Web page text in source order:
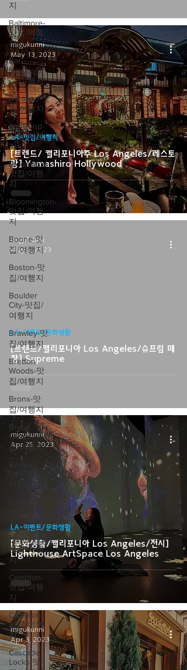
지
Baltimore-
맛집/여행
지
Bar
Harbor-맛
집/여행지
Baraboo-맛
집/여행지
Big Bend-
맛집/여행
지
Bloomfield-
맛집/여행
지
Bloomington-
맛집/여행
지
Boone-맛
집/여행지
Boston-맛
집/여행지
Boulder
City-맛집/
여행지
Brawley-맛
집/여행지
Bretton
Woods-맛
집/여행지
Bronx-맛
집/여행지
Bryce
Canyon-맛
집/여행지
Buena
Park-맛집/
여행지
Cambridge-
맛집/여행
지
Campton-
맛집/여행
지
Campton-
맛집/여행
지
Cascade
Locks-맛
[트렌드/ 캘리포니아주 Los Angeles/레스토
랑] Yamashiro Hollywood
LA-맛집/여행지
migukunni
May 13, 2023
[트렌드/캘리포니아 Los Angeles/슈프림 매
장] Supreme
LA-이벤트/문화생활
migukunni
May 1, 2023
[문화생활/캘리포니아 Los Angeles/전시]
Lighthouse ArtSpace Los Angeles
LA-이벤트/문화생활
migukunni
Apr 25, 2023
migukunni
Apr 3, 2023